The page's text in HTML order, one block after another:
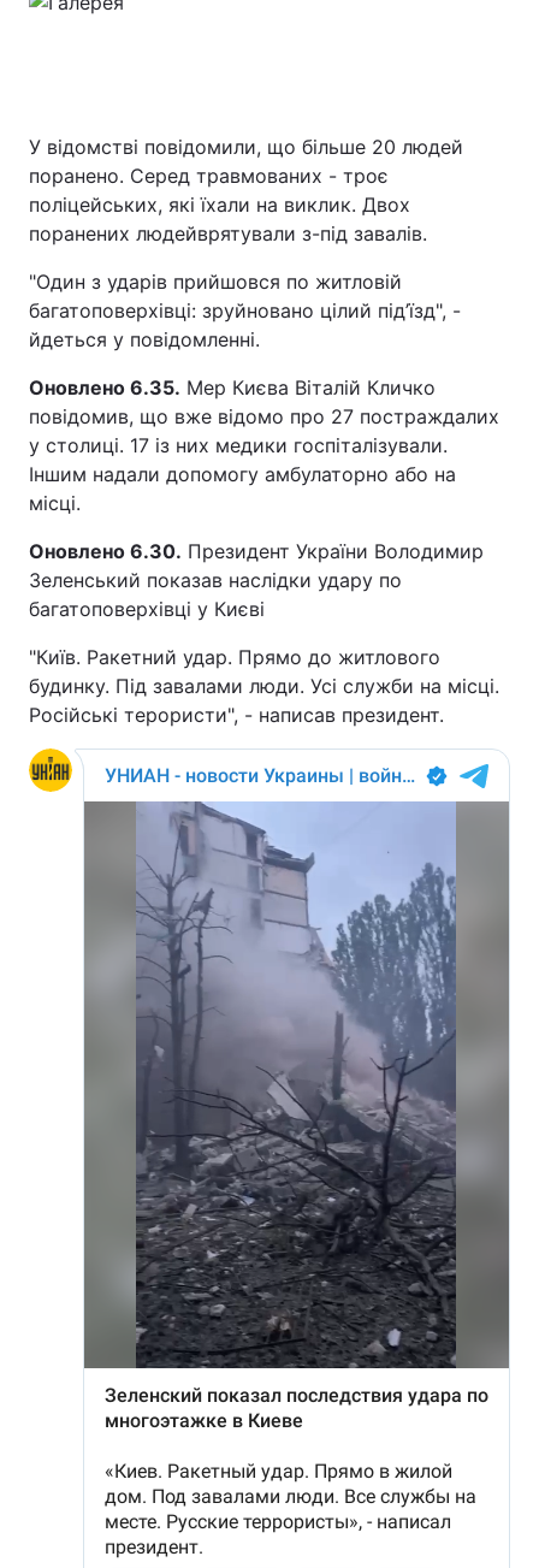
У відомстві повідомили, що більше 20 людей
поранено. Серед травмованих - троє
поліцейських, які їхали на виклик. Двох
поранених людейврятували з-під завалів.
"Один з ударів прийшовся по житловій
багатоповерхівці: зруйновано цілий під’їзд", -
йдеться у повідомленні.
Оновлено 6.35. Мер Києва Віталій Кличко
повідомив, що вже відомо про 27 постраждалих
у столиці. 17 із них медики госпіталізували.
Іншим надали допомогу амбулаторно або на
місці.
Оновлено 6.30. Президент України Володимир
Зеленський показав наслідки удару по
багатоповерхівці у Києві
"Київ. Ракетний удар. Прямо до житлового
будинку. Під завалами люди. Усі служби на місці.
Російські терористи", - написав президент.